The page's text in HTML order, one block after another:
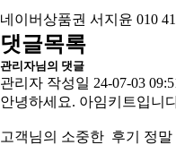
네이버상품권 서지윤 010
댓글목록
관리자님의 댓글
관리자 작성일 24-07-03
안녕하세요. 아임키트입니
고객님의 소중한 후기 정말